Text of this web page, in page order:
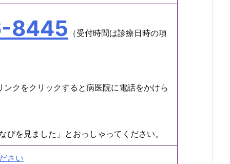
8445 （受付時間は診療日時の項
クをクリックすると病医院に電話をかけら
びを見ました」とおっしゃってください。
さい